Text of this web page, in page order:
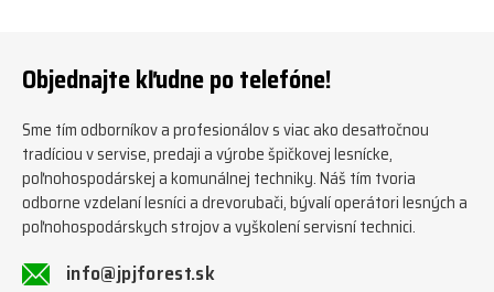
#firewoodproduction
#firewood #deitmer
Objednajte kľudne po telefóne!
Sme tím odborníkov a profesionálov s viac ako desaťročnou
tradíciou v servise, predaji a výrobe špičkovej lesnícke,
poľnohospodárskej a komunálnej techniky. Náš tím tvoria
odborne vzdelaní lesníci a drevorubači, bývalí operátori lesných a
poľnohospodárskych strojov a vyškolení servisní technici.
info@jpjforest.sk